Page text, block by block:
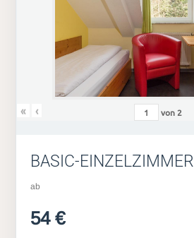
« ‹ von 2
BASIC-EINZELZIMMER
ab
54 €